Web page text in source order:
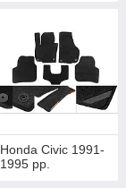
Honda Civic 1991-
1995 рр.